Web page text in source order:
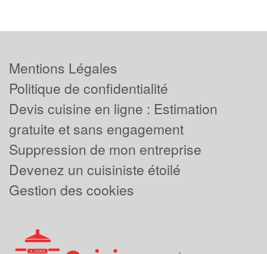
Mentions Légales
Politique de confidentialité
Devis cuisine en ligne : Estimation
gratuite et sans engagement
Suppression de mon entreprise
Devenez un cuisiniste étoilé
Gestion des cookies